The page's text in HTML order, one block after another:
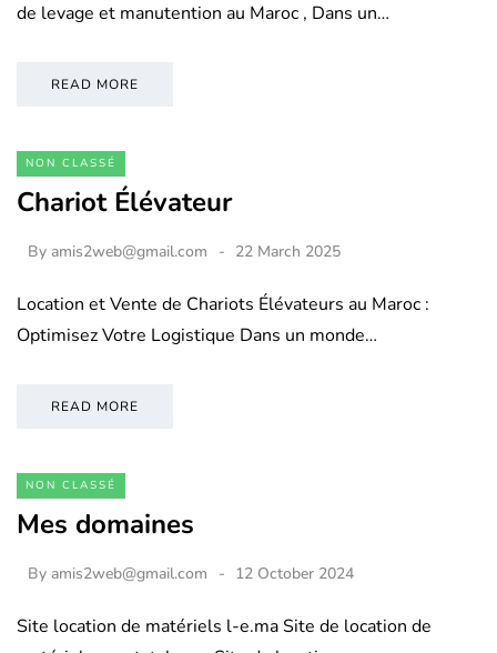
de levage et manutention au Maroc , Dans un…
READ MORE
NON CLASSÉ
Chariot Élévateur
By amis2web@gmail.com 22 March 2025
Location et Vente de Chariots Élévateurs au Maroc :
Optimisez Votre Logistique Dans un monde…
READ MORE
NON CLASSÉ
Mes domaines
By amis2web@gmail.com 12 October 2024
Site location de matériels l-e.ma Site de location de